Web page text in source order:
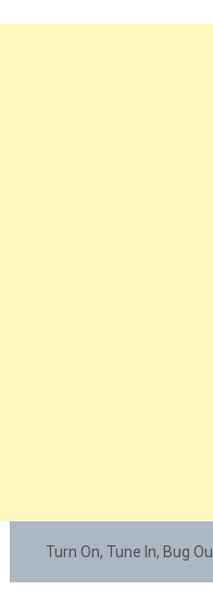
Turn On, Tune In, Bug